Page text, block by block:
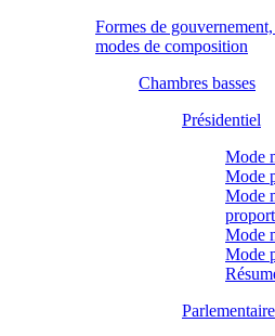
Formes de
modes de composition
Chambres basses
Présidentiel
Mode
Mode
Mode
Mode
Mode
Parlementaire